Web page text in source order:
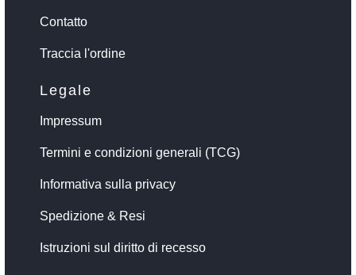
Contatto
Traccia l'ordine
Legale
Impressum
Termini e condizioni generali (TCG)
Informativa sulla privacy
Spedizione & Resi
Istruzioni sul diritto di recesso